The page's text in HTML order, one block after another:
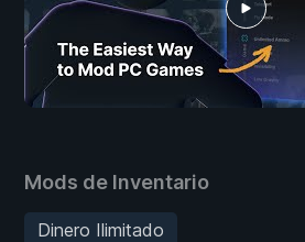
Mods de Inventario
Dinero Ilimitado